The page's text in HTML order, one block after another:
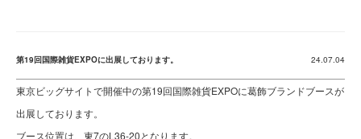
第19回国際雑貨EXPOに出展しております。 24.07.04
東京ビッグサイトで開催中の第19回国際雑貨EXPOに葛飾ブランドブースが
出展しております。
ブース位置は、東7のL36-20となります。